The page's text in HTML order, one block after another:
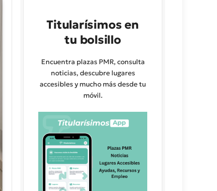
Titularísimos en
tu bolsillo
Encuentra plazas PMR, consulta
noticias, descubre lugares
accesibles y mucho más desde tu
móvil.